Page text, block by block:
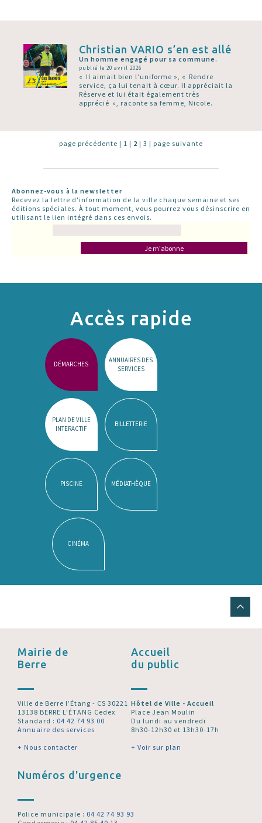
Christian VARIO s’en est allé
Un homme engagé pour sa commune.
publié le 20 avril 2026
« Il aimait bien l’uniforme », « Rendre
service, ça lui tenait à cœur. Il appréciait la
Réserve et lui était également très
apprécié », raconte sa femme, Nicole.
page précédente | 1 | 2 | 3 | page suivante
Abonnez-vous à la newsletter
Recevez la lettre d'information de la ville chaque semaine et ses
éditions spéciales. À tout moment, vous pourrez vous désinscrire en
utilisant le lien intégré dans ces envois.
Accès rapide
DÉMARCHES
ANNUAIRES DES
SERVICES
PLAN DE VILLE
INTERACTIF
BILLETTERIE
PISCINE MÉDIATHÈQUE
CINÉMA
Mairie de
Berre
Ville de Berre l’Étang - CS 30221
13138 BERRE L'ÉTANG Cedex
Standard : 04 42 74 93 00
Annuaire des services
+ Nous contacter
Accueil
du public
Hôtel de Ville - Accueil
Place Jean Moulin
Du lundi au vendredi
8h30-12h30 et 13h30-17h
+ Voir sur plan
Numéros d'urgence
Police municipale : 04 42 74 93 93